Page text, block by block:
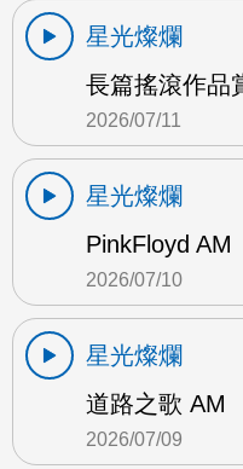
星光燦爛
長篇搖滾作品
2026/07/11
星光燦爛
PinkFloyd AM
2026/07/10
星光燦爛
道路之歌 AM
2026/07/09